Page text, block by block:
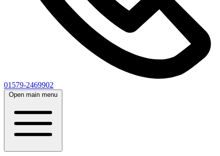
01579-2469902
Open main menu